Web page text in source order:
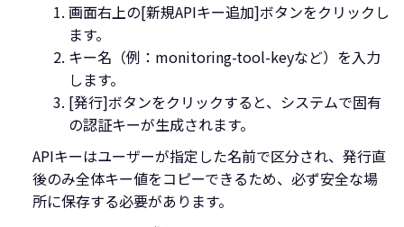
画面右上の[新規APIキー追加]ボタンをクリックし
ます。
キー名（例：monitoring-tool-keyなど）を入力
します。
[発行]ボタンをクリックすると、システムで固有
の認証キーが生成されます。
APIキーはユーザーが指定した名前で区分され、発行直
後のみ全体キー値をコピーできるため、必ず安全な場
所に保存する必要があります。